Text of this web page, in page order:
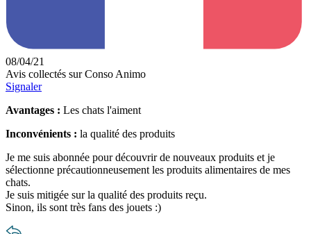
08/04/21
Avis collectés sur Conso Animo
Signaler
Avantages : Les chats l'aiment
Inconvénients : la qualité des produits
Je me suis abonnée pour découvrir de nouveaux produits et je
sélectionne précautionneusement les produits alimentaires de mes
chats.
Je suis mitigée sur la qualité des produits reçu.
Sinon, ils sont très fans des jouets :)